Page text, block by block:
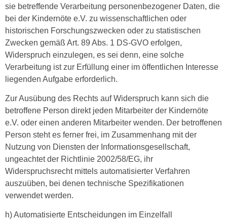
sie betreffende Verarbeitung personenbezogener Daten, die
bei der Kindernöte e.V. zu wissenschaftlichen oder
historischen Forschungszwecken oder zu statistischen
Zwecken gemäß Art. 89 Abs. 1 DS-GVO erfolgen,
Widerspruch einzulegen, es sei denn, eine solche
Verarbeitung ist zur Erfüllung einer im öffentlichen Interesse
liegenden Aufgabe erforderlich.
Zur Ausübung des Rechts auf Widerspruch kann sich die
betroffene Person direkt jeden Mitarbeiter der Kindernöte
e.V. oder einen anderen Mitarbeiter wenden. Der betroffenen
Person steht es ferner frei, im Zusammenhang mit der
Nutzung von Diensten der Informationsgesellschaft,
ungeachtet der Richtlinie 2002/58/EG, ihr
Widerspruchsrecht mittels automatisierter Verfahren
auszuüben, bei denen technische Spezifikationen
verwendet werden.
h) Automatisierte Entscheidungen im Einzelfall